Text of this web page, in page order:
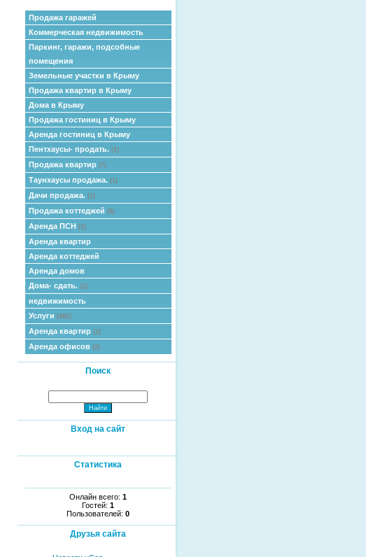
Продажа гаражей
Коммерческая недвижимость
Паркинг, гаражи, подсобные
помещения
Земельные участки в Крыму
Продажа квартир в Крыму
Дома в Крыму
Продажа гостиниц в Крыму
Аренда гостиниц в Крыму
Пентхаусы- продать. (1)
Продажа квартир (7)
Таунхаусы продажа. (1)
Дачи продажа. (1)
Продажа коттеджей (8)
Аренда ПСН (1)
Аренда квартир
Аренда коттеджей
Аренда домов
Дома- сдать. (1)
недвижимость
Услуги (482)
Аренда квартир (1)
Аренда офисов (2)
Поиск
Вход на сайт
Статистика
Онлайн всего: 1
Гостей: 1
Пользователей: 0
Друзья сайта